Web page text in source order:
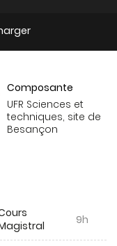
Composante
UFR Sciences et
techniques, site de
Besançon
9h